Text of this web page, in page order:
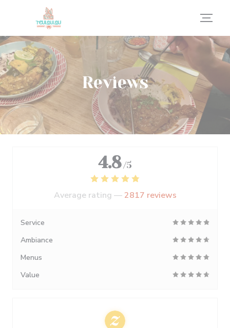
Personalizing your cookie choices
Reviews
4.8 /5
Average rating —2817 reviews
Service
Ambiance
Menus
Value